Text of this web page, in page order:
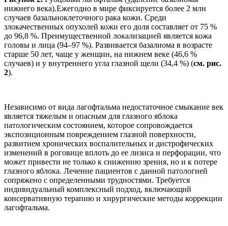
нижнего века).Ежегодно в мире фиксируется более 2 млн
случаев базальноклеточного рака кожи. Среди
злокачественных опухолей кожи его доля составляет от 75 %
до 96,8 %. Преимущественной локализацией является кожа
головы и лица (94–97 %). Развивается базалиома в возрасте
старше 50 лет, чаще у женщин, на нижнем веке (46,6 %
случаев) и у внутреннего угла глазной щели (34,4 %) (см. рис.
2).
Независимо от вида лагофтальма недостаточное смыкание век
является тяжелым и опасным для глазного яблока
патологическим состоянием, которое сопровождается
экспозиционным повреждением глазной поверхности,
развитием хронических воспалительных и дистрофических
изменений в роговице вплоть до ее лизиса и перфорации, что
может привести не только к снижению зрения, но и к потере
глазного яблока. Лечение пациентов с данной патологией
сопряжено с определенными трудностями. Требуется
индивидуальный комплексный подход, включающий
консервативную терапию и хирургические методы коррекции
лагофтальма.